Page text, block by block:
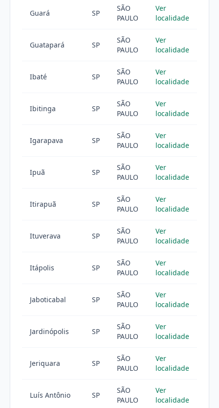
Guará SP
SÃO
PAULO
Ver
localidade
Guatapará SP
SÃO
PAULO
Ver
localidade
Ibaté SP
SÃO
PAULO
Ver
localidade
Ibitinga SP
SÃO
PAULO
Ver
localidade
Igarapava SP
SÃO
PAULO
Ver
localidade
Ipuã SP
SÃO
PAULO
Ver
localidade
Itirapuã SP
SÃO
PAULO
Ver
localidade
Ituverava SP
SÃO
PAULO
Ver
localidade
Itápolis SP
SÃO
PAULO
Ver
localidade
Jaboticabal SP
SÃO
PAULO
Ver
localidade
Jardinópolis SP
SÃO
PAULO
Ver
localidade
Jeriquara SP
SÃO
PAULO
Ver
localidade
Luís Antônio SP
SÃO
PAULO
Ver
localidade